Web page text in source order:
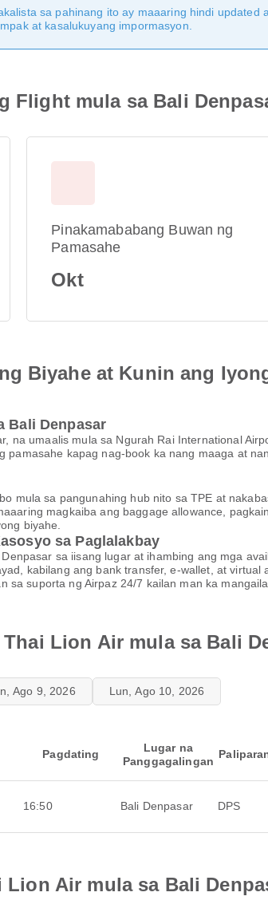
sa pahinang ito ay maaaring hindi updated
at kasalukuyang impormasyon.
Flight mula sa Bali
Pinakamababang Buwan ng
Pamasahe
Okt
Biyahe at Kunin ang
Bali Denpasar
na umaalis mula sa Ngurah Rai International
pamasahe kapag nag-book ka nang maaga at
mula sa pangunahing hub nito sa TPE at
magkaiba ang baggage allowance,
biyahe.
sa Paglalakbay
sa iisang lugar at ihambing ang mga
kabilang ang bank transfer, e-wallet, at
sa suporta ng Airpaz 24/7 kailan man ka
Lion Air mula sa Bali
Ago 9, 2026 Lun, Ago 10, 2026
Pagdating
Lugar na
Panggagalingan
16:50 Bali Denpasar DPS
Air mula sa Bali